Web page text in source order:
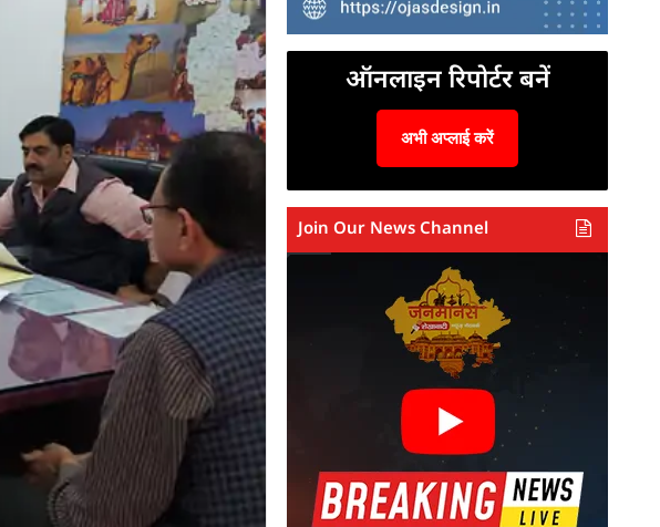
ऑनलाइन रिपोर्टर बनें
अभी अप्लाई करें
Join Our News Channel